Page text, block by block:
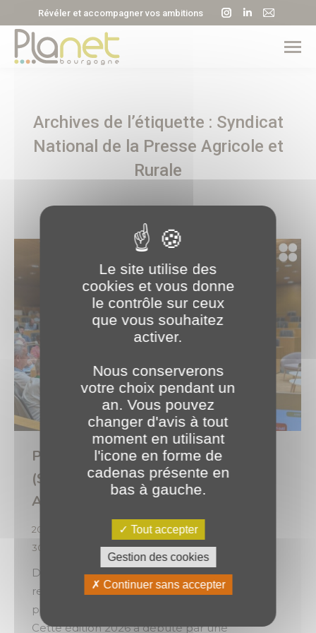
Révéler et accompagner vos ambitions
La
page
Instagram
nouvelle
fenêtre
La
page
LinkedIn
nouvelle
fenêtre
La
page
E-
une
Archives de l’étiquette : Syndicat
National de la Presse Agricole et
Rurale
PLANET au congrès du SNPAR
(Syndicat National de la Presse
Agricole et Rurale) ! 🦢
2026 Expertises Paro.brotel
30 juin 2026
Deux journées rythmées par le partage, les
rencontres et des échanges enrichissants,
portées par une belle dynamique collective.
Cette édition 2026 a débuté par une
Le site utilise des
cookies et vous donne
le contrôle sur ceux
que vous souhaitez
activer.
Nous conserverons
votre choix pendant un
an. Vous pouvez
changer d'avis à tout
moment en utilisant
l'icone en forme de
cadenas présente en
bas à gauche.
Tout accepter
Gestion des cookies
Continuer sans accepter